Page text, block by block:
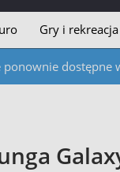
Gry i rekreacja
dostępne